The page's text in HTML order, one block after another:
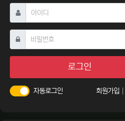
아이디 필수
비밀번호필수
로그인
자동로그인 회원가입